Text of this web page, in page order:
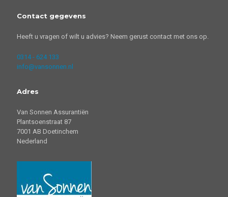
Contact gegevens
Heeft u vragen of wilt u advies? Neem gerust contact met ons op.
0314 - 624 133
info@vansonnen.nl
Adres
Van Sonnen Assurantiën
Plantsoenstraat 87
7001 AB Doetinchem
Nederland